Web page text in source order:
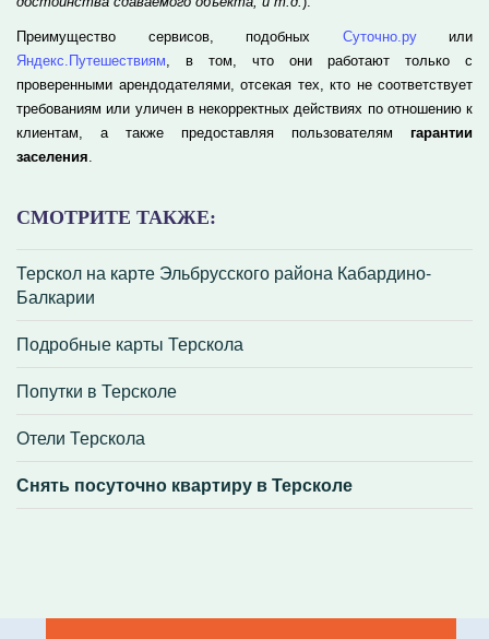
СМОТРИТЕ ТАКЖЕ:
Терскол на карте Эльбрусского района Кабардино-
Балкарии
Подробные карты Терскола
Попутки в Терсколе
Отели Терскола
Снять посуточно квартиру в Терсколе
Преимущество сервисов, подобных Суточно.руили
Яндекс.Путешествиям, в том, что они работают только с
проверенными арендодателями, отсекая тех, кто не соответствует
требованиям или уличен в некорректных действиях по отношению к
клиентам, а также предоставляя пользователям гарантии
заселения.